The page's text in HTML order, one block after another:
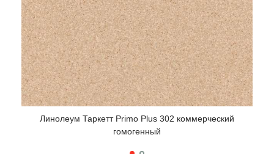
Линолеум Таркетт Primo Plus 302 коммерческий
гомогенный